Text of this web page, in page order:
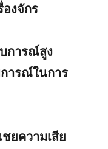
องจักร
การณ์สูง
ารณ์ในการ
ยความเสีย